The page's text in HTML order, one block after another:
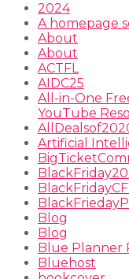
2024
A homepage
About
About
ACTFL
AIDC25
All-in-One
YouTube
Artificial
Blog
Blog
Blue Planner
Bluehost